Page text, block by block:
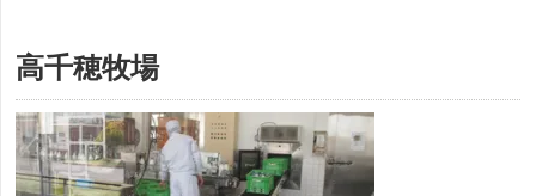
高千穂牧場